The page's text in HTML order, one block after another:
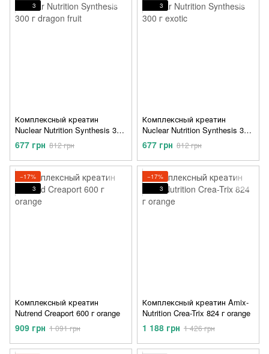
3
Комплексный креатин
Nuclear Nutrition Synthesis 300
г dragon fruit
677 грн 812 грн
3
Комплексный креатин
Nuclear Nutrition Synthesis 300
г exotic
677 грн 812 грн
−17%
3
Комплексный креатин
Nutrend Creaport 600 г orange
909 грн 1 091 грн
−17%
3
Комплексный креатин Amix-
Nutrition Crea-Trix 824 г orange
1 188 грн 1 426 грн